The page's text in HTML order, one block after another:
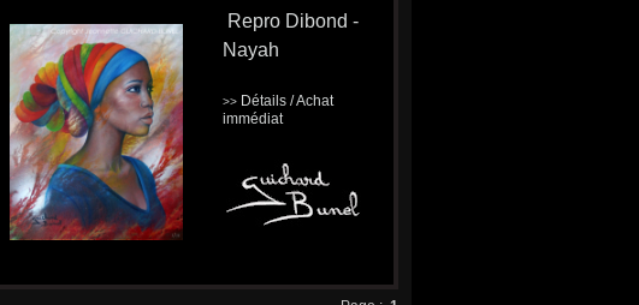
Repro Dibond -
Nayah
>> Détails / Achat
immédiat